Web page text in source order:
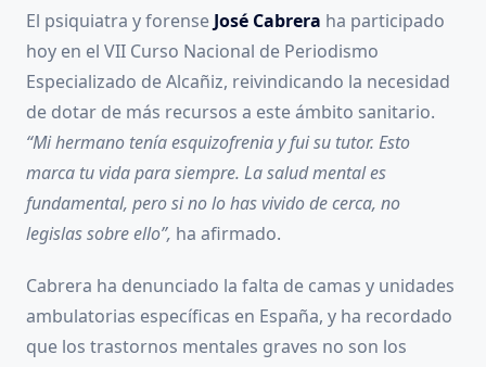
El psiquiatra y forense José Cabrera ha participado
hoy en el VII Curso Nacional de Periodismo
Especializado de Alcañiz, reivindicando la necesidad
de dotar de más recursos a este ámbito sanitario.
“Mi hermano tenía esquizofrenia y fui su tutor. Esto
marca tu vida para siempre. La salud mental es
fundamental, pero si no lo has vivido de cerca, no
legislas sobre ello”, ha afirmado.
Cabrera ha denunciado la falta de camas y unidades
ambulatorias específicas en España, y ha recordado
que los trastornos mentales graves no son los